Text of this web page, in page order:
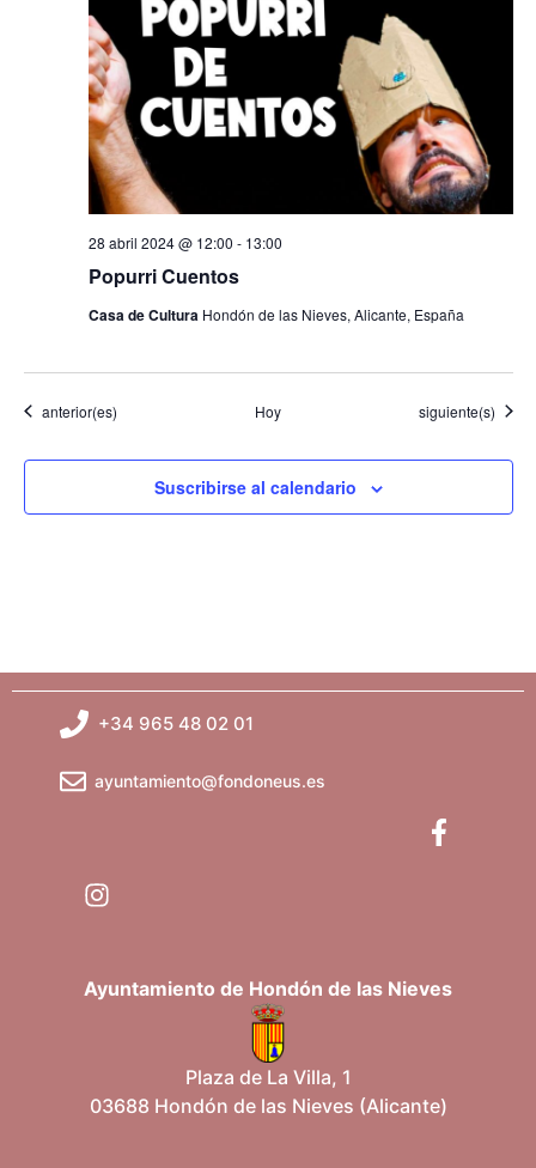
Popurri Cuentos
28 abril 2024 @ 12:00 - 13:00
Casa de Cultura Hondón de las Nieves, Alicante, España
Eventos
anterior(es) Hoy Eventos
siguiente(s)
Suscribirse al calendario
+34 965 48 02 01
ayuntamiento@fondoneus.es
Ayuntamiento de Hondón de las Nieves
Plaza de La Villa, 1
03688 Hondón de las Nieves (Alicante)